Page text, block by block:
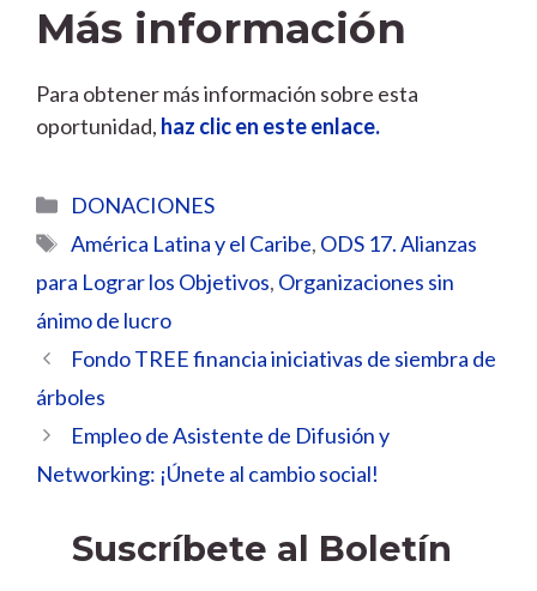
Más información
Para obtener más información sobre esta
oportunidad, haz clic en este enlace.
Categorías
DONACIONES
Etiquetas
América Latina y el Caribe, ODS 17. Alianzas
para Lograr los Objetivos, Organizaciones sin
ánimo de lucro
Fondo TREE financia iniciativas de siembra de
árboles
Empleo de Asistente de Difusión y
Networking: ¡Únete al cambio social!
Suscríbete al Boletín